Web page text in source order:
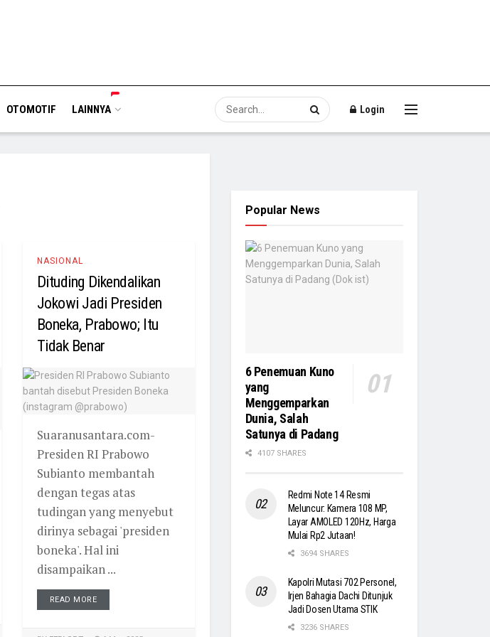
OTOMOTIF LAINNYA Login
NASIONAL
Dituding Dikendalikan
Jokowi Jadi Presiden
Boneka, Prabowo; Itu
Tidak Benar
Suaranusantara.com-
Presiden RI Prabowo
Subianto membantah
dengan tegas atas
tudingan yang menyebut
dirinya sebagai 'presiden
boneka'. Hal ini
disampaikan ...
READ MORE
Popular News
6 Penemuan Kuno
yang
Menggemparkan
Dunia, Salah
Satunya di Padang
4107 SHARES
Redmi Note 14 Resmi
Meluncur: Kamera 108 MP,
Layar AMOLED 120Hz, Harga
Mulai Rp2 Jutaan!
3694 SHARES
Kapolri Mutasi 702 Personel,
Irjen Bahagia Dachi Ditunjuk
Jadi Dosen Utama STIK
3236 SHARES